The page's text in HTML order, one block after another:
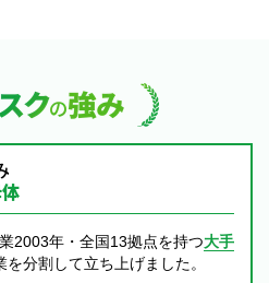
2003年・全国13拠点を持つ大手
分割して立ち上げました。